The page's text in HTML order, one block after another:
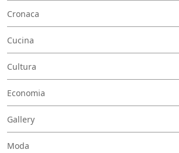
Cronaca
Cucina
Cultura
Economia
Gallery
Moda